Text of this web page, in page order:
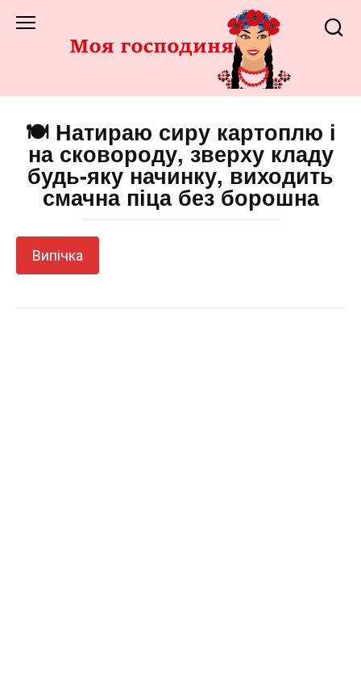
до
🍽️ Натираю сиру картоплю і
на сковороду, зверху кладу
будь-яку начинку, виходить
смачна піца без борошна
Випічка